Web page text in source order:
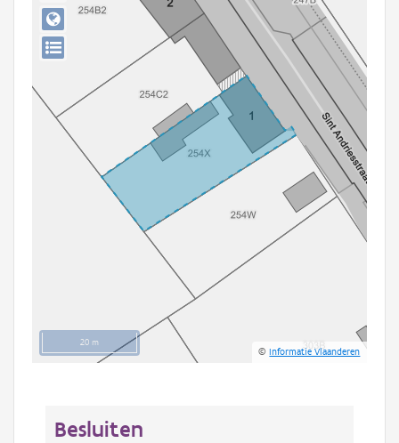
Hergebruik
20 m
©Informatie Vlaanderen
Besluiten